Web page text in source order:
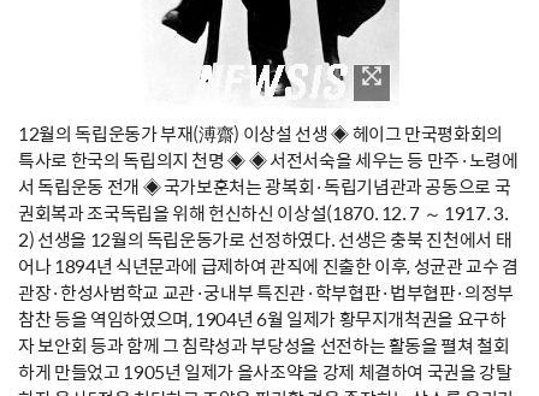
12월의 독립운동가 부재(溥齋) 이상설 선생 ◈ 헤이그 만국평화회의
특사로 한국의 독립의지 천명 ◈ ◈ 서전서숙을 세우는 등 만주·노령에
서 독립운동 전개 ◈ 국가보훈처는 광복회·독립기념관과 공동으로 국
권회복과 조국독립을 위해 헌신하신 이상설(1870. 12. 7 ～ 1917. 3.
2) 선생을 12월의 독립운동가로 선정하였다. 선생은 충북 진천에서 태
어나 1894년 식년문과에 급제하여 관직에 진출한 이후, 성균관 교수 겸
관장·한성사범학교 교관·궁내부 특진관·학부협판·법부협판·의정부
참찬 등을 역임하였으며, 1904년 6월 일제가 황무지개척권을 요구하
자 보안회 등과 함께 그 침략성과 부당성을 선전하는 활동을 펼쳐 철회
하게 만들었고 1905년 일제가 을사조약을 강제 체결하여 국권을 강탈